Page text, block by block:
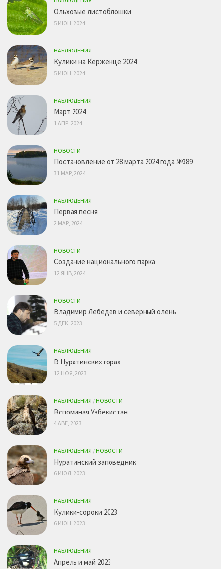
Ольховые листоблошки
5 ИЮН, 2024
НАБЛЮДЕНИЯ
Кулики на Керженце 2024
5 ИЮН, 2024
НАБЛЮДЕНИЯ
Март 2024
1 АПР, 2024
НОВОСТИ
Постановление от 28 марта 2024 года №389
31 МАР, 2024
НАБЛЮДЕНИЯ
Первая песня
2 МАР, 2024
НОВОСТИ
Создание национального парка
12 ЯНВ, 2024
НОВОСТИ
Владимир Лебедев и северный олень
5 ДЕК, 2023
НАБЛЮДЕНИЯ
В Нуратинских горах
12 НОЯ, 2023
НАБЛЮДЕНИЯ /НОВОСТИ
Вспоминая Узбекистан
4 АВГ, 2023
НАБЛЮДЕНИЯ /НОВОСТИ
Нуратинский заповедник
6 ИЮЛ, 2023
НАБЛЮДЕНИЯ
Кулики-сороки 2023
6 ИЮН, 2023
НАБЛЮДЕНИЯ
Апрель и май 2023